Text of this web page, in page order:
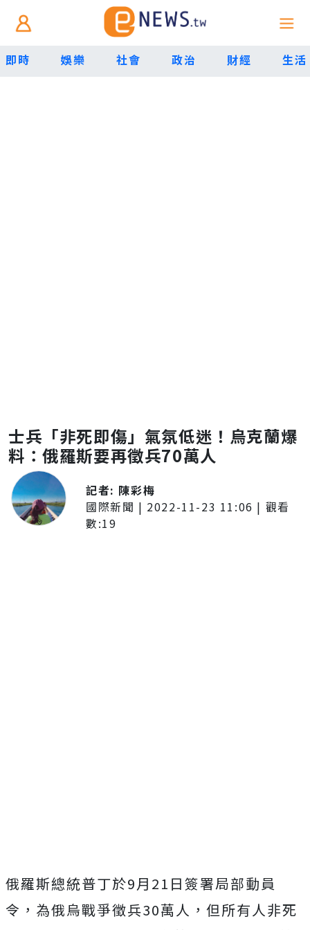
即時 娛樂 社會 政治 財經 生活
士兵「非死即傷」氣氛低迷！烏克蘭爆
料：俄羅斯要再徵兵70萬人
記者: 陳彩梅
國際新聞 | 2022-11-23 11:06 | 觀看
數:19
俄羅斯總統普丁於9月21日簽署局部動員
令，為俄烏戰爭徵兵30萬人，但所有人非死